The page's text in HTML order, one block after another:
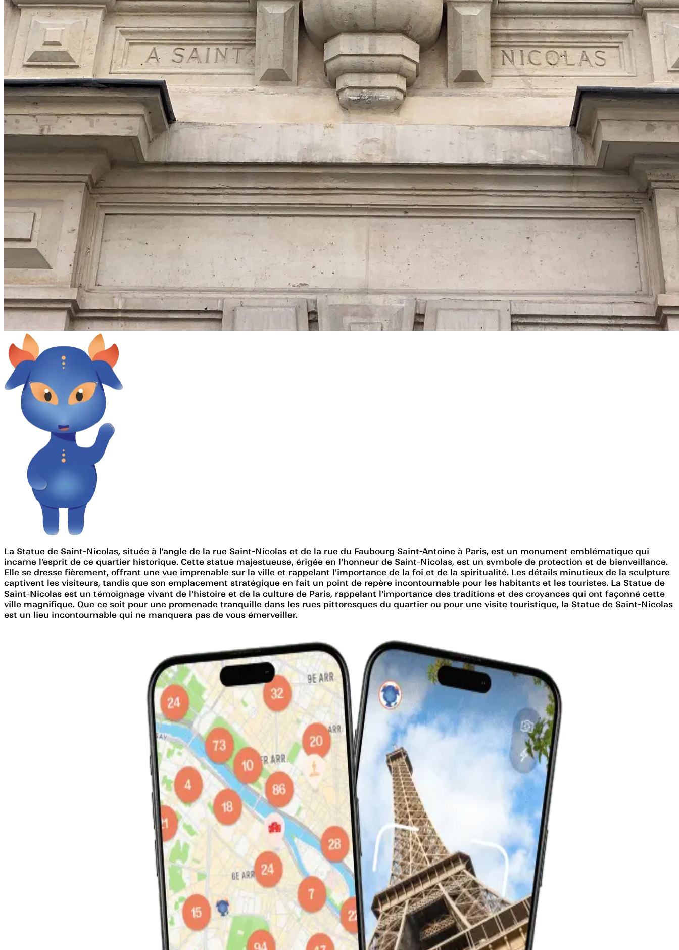
La Statue de Saint-Nicolas, située à l'angle de la rue Saint-Nicolas et de la rue du Faubourg Saint-Antoine à Paris, est un monument emblématique qui
incarne l'esprit de ce quartier historique. Cette statue majestueuse, érigée en l'honneur de Saint-Nicolas, est un symbole de protection et de bienveillance.
Elle se dresse fièrement, offrant une vue imprenable sur la ville et rappelant l'importance de la foi et de la spiritualité. Les détails minutieux de la sculpture
captivent les visiteurs, tandis que son emplacement stratégique en fait un point de repère incontournable pour les habitants et les touristes. La Statue de
Saint-Nicolas est un témoignage vivant de l'histoire et de la culture de Paris, rappelant l'importance des traditions et des croyances qui ont façonné cette
ville magnifique. Que ce soit pour une promenade tranquille dans les rues pittoresques du quartier ou pour une visite touristique, la Statue de Saint-Nicolas
est un lieu incontournable qui ne manquera pas de vous émerveiller.